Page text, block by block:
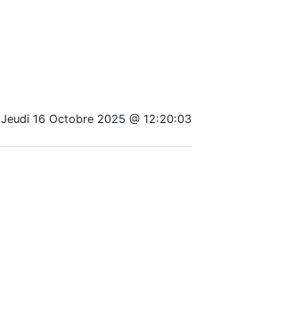
Jeudi 16 Octobre 2025 @ 12:20:03